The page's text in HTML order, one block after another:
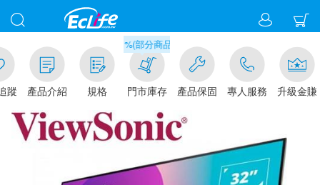
蹤 產品介紹 規格
滿千元門市取貨現折1%(部分商品不適用)-請點我看
門市庫存 產品保固 專人服務 升級金賺